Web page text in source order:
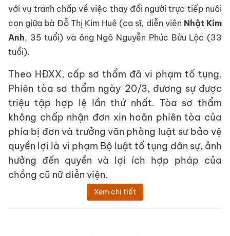
với vụ tranh chấp về việc thay đổi người trực tiếp nuôi
con giữa bà Đỗ Thị Kim Huê (ca sĩ, diễn viên Nhật Kim
Anh, 35 tuổi) và ông Ngô Nguyễn Phúc Bửu Lộc (33
tuổi).
Theo HĐXX, cấp sơ thẩm đã vi phạm tố tụng.
Phiên tòa sơ thẩm ngày 20/3, đương sự được
triệu tập hợp lệ lần thứ nhất. Tòa sơ thẩm
không chấp nhận đơn xin hoãn phiên tòa của
phía bị đơn và trưởng văn phòng luật sư bảo vệ
quyền lợi là vi phạm Bộ luật tố tụng dân sự, ảnh
hưởng đến quyền và lợi ích hợp pháp của
chồng cũ nữ diễn viện.
Xem chi tiết